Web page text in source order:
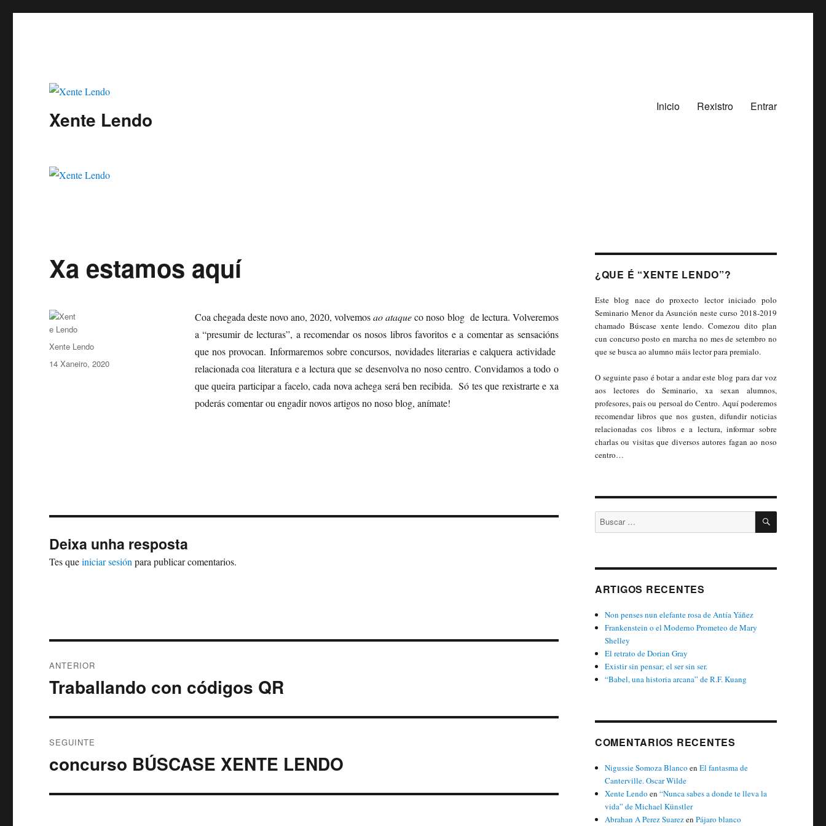
Xente Lendo
Inicio Rexistro Entrar
Xa estamos aquí
Coa chegada deste novo ano, 2020, volvemosao ataqueco noso blog de lectura. Volveremos
a “presumir de lecturas”, a recomendar os nosos libros favoritos e a comentar as sensacións
que nos provocan. Informaremos sobre concursos, novidades literarias e calquera actividade
relacionada coa literatura e a lectura que se desenvolva no noso centro. Convidamos a todo o
que queira participar a facelo, cada nova achega será ben recibida. Só tes que rexistrarte e xa
poderás comentar ou engadir novos artigos no noso blog, anímate!
Autor
Xente Lendo
Publicado
14 Xaneiro, 2020
Deixa unha resposta
Tes queiniciar sesión para publicar comentarios.
de
ANTERIOR
Artigo
Traballando con códigos QR
SEGUINTE
Artigo
concurso BÚSCASE XENTE LENDO
¿QUE É “XENTE LENDO”?
Este blog nace do proxecto lector iniciado polo
Seminario Menor da Asunción neste curso 2018-2019
chamado Búscase xente lendo. Comezou dito plan
cun concurso posto en marcha no mes de setembro no
que se busca ao alumno máis lector para premialo.
O seguinte paso é botar a andar este blog para dar voz
aos lectores do Seminario, xa sexan alumnos,
profesores, pais ou persoal do Centro. Aquí poderemos
recomendar libros que nos gusten, difundir noticias
relacionadas cos libros e a lectura, informar sobre
charlas ou visitas que diversos autores fagan ao noso
centro…
Buscar: BUSCAR
ARTIGOS RECENTES
Non penses nun elefante rosa de Antía Yáñez
Frankenstein o el Moderno Prometeo de Mary
Shelley
El retrato de Dorian Gray
Existir sin pensar; el ser sin ser.
“Babel, una historia arcana” de R.F. Kuang
COMENTARIOS RECENTES
Nigussie Somoza Blanco enEl fantasma de
Canterville. Oscar Wilde
Xente Lendo en“Nunca sabes a donde te lleva la
vida” de Michael Künstler
Abrahan A Perez SuarezenPájaro blanco